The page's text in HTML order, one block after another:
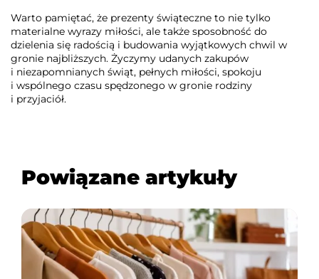
Warto pamiętać, że prezenty świąteczne to nie tylko
materialne wyrazy miłości, ale także sposobność do
dzielenia się radością i budowania wyjątkowych chwil w
gronie najbliższych. Życzymy udanych zakupów
i niezapomnianych świąt, pełnych miłości, spokoju
i wspólnego czasu spędzonego w gronie rodziny
i przyjaciół.
Powiązane artykuły